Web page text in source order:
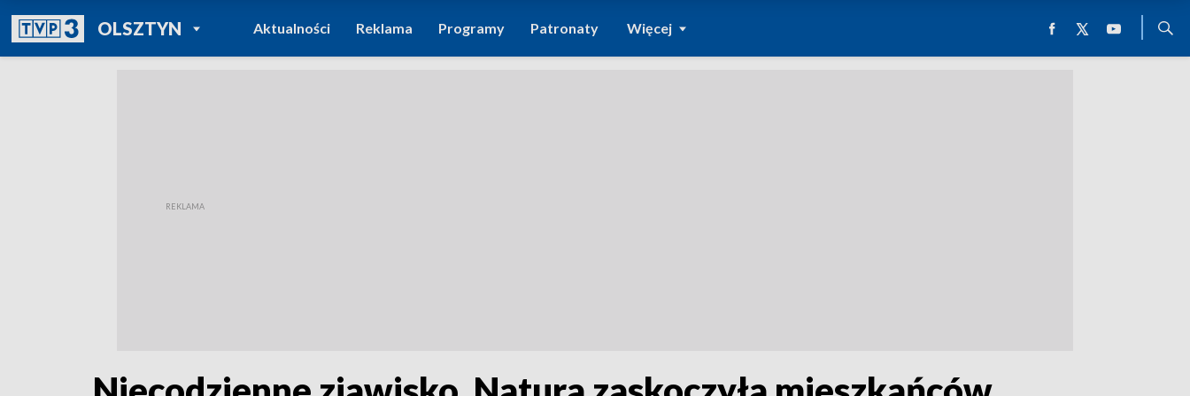
OLSZTYNPOWRÓT DO
TVP REGIONY
Aktualności Reklama Programy Patronaty Więcej